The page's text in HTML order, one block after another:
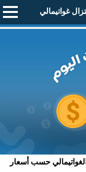
غواتيمالي
حسب أسعار